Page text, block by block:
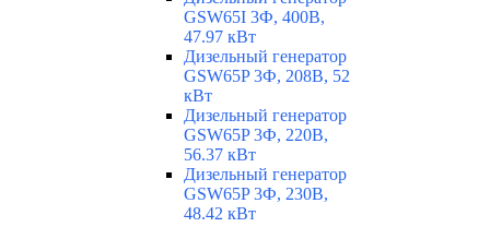
GSW65I 3Ф, 400В,
47.97 кВт
Дизельный генератор
GSW65P 3Ф, 208В, 52
кВт
Дизельный генератор
GSW65P 3Ф, 220В,
56.37 кВт
Дизельный генератор
GSW65P 3Ф, 230В,
48.42 кВт